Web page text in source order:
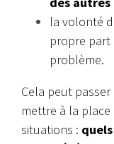
la volonté
propre part
problème.
Cela peut
mettre à la
situations :